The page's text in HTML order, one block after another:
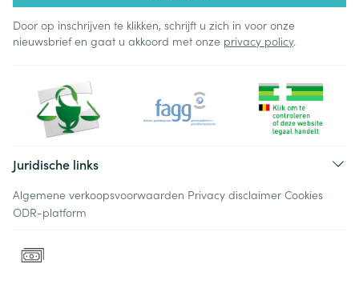
Door op inschrijven te klikken, schrijft u zich in voor onze
nieuwsbrief en gaat u akkoord met onze privacy policy.
Juridische links
Algemene verkoopsvoorwaarden Privacy disclaimer Cookies
ODR-platform